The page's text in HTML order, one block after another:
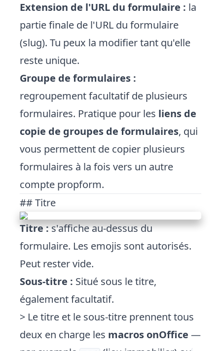
Extension de l'URL du formulaire : la
partie finale de l'URL du formulaire
(slug). Tu peux la modifier tant qu'elle
reste unique.
Groupe de formulaires :
regroupement facultatif de plusieurs
formulaires. Pratique pour les liens de
copie de groupes de formulaires, qui
vous permettent de copier plusieurs
formulaires à la fois vers un autre
compte propform.
## Titre
Titre :s'affiche au-dessus du
formulaire. Les emojis sont autorisés.
Peut rester vide.
Sous-titre : Situé sous le titre,
également facultatif.
> Le titre et le sous-titre prennent tous
deux en charge les macros onOffice —